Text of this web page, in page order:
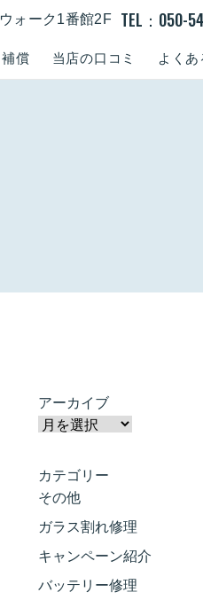
償 当店の口コミ よくあ
ォーク1番館2F TEL：050-
アーカイブ
カテゴリー
その他
ガラス割れ修理
キャンペーン紹介
バッテリー修理